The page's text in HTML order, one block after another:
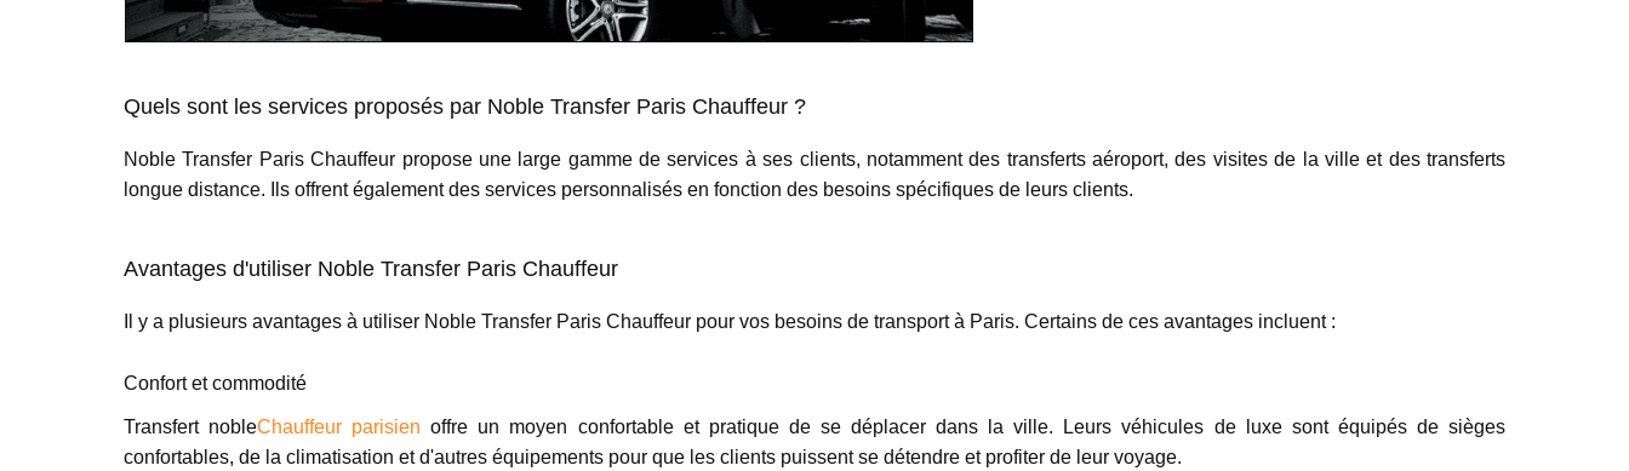
Quels sont les services proposés par Noble Transfer Paris Chauffeur ?
Noble Transfer Paris Chauffeur propose une large gamme de services à ses clients, notamment des transferts aéroport, des visites de la ville et des transferts
longue distance. Ils offrent également des services personnalisés en fonction des besoins spécifiques de leurs clients.
Avantages d'utiliser Noble Transfer Paris Chauffeur
Il y a plusieurs avantages à utiliser Noble Transfer Paris Chauffeur pour vos besoins de transport à Paris. Certains de ces avantages incluent :
Confort et commodité
Transfert nobleChauffeur parisien offre un moyen confortable et pratique de se déplacer dans la ville. Leurs véhicules de luxe sont équipés de sièges
confortables, de la climatisation et d'autres équipements pour que les clients puissent se détendre et profiter de leur voyage.